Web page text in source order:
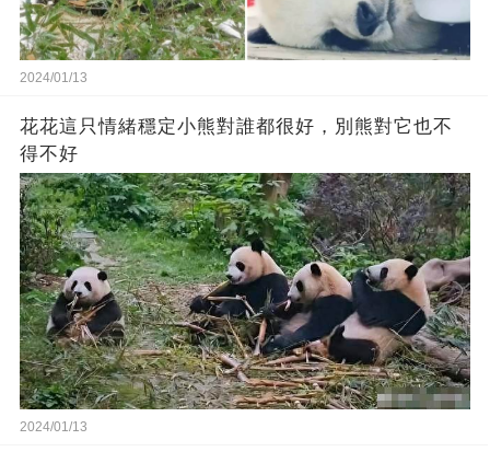
2024/01/13
花花這只情緒穩定小熊對誰都很好，別熊對它也不
得不好
2024/01/13